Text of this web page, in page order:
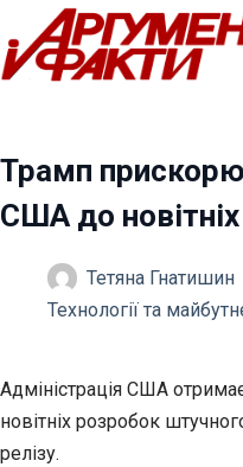
Перейти
до
вмісту
Трамп
США до
Тетяна Гнатишин
Технології та
Адміністрація США
новітніх розробок
релізу.